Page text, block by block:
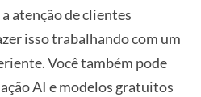
atenção de clientes
isso trabalhando com um
Você também pode
AI e modelos gratuitos